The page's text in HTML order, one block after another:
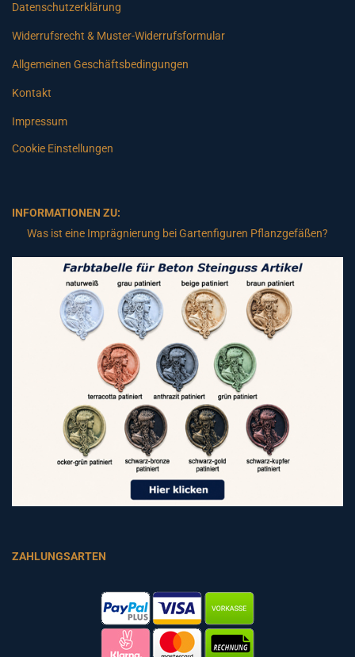
Datenschutzerklärung
Widerrufsrecht & Muster-Widerrufsformular
Allgemeinen Geschäftsbedingungen
Kontakt
Impressum
Cookie Einstellungen
INFORMATIONEN ZU:
Was ist eine Imprägnierung bei Gartenfiguren Pflanzgefäßen?
ZAHLUNGSARTEN